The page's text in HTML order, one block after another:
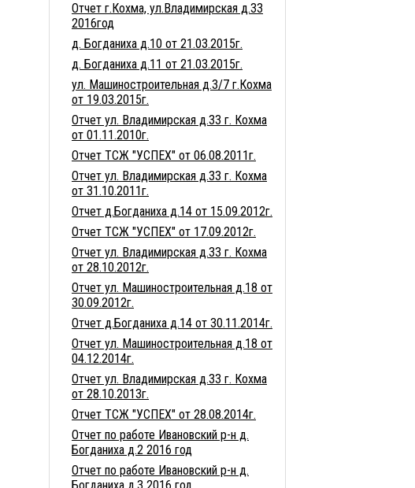
Отчет г.Кохма, ул.Владимирская д.33
2016год
д. Богданиха д.10 от 21.03.2015г.
д. Богданиха д.11 от 21.03.2015г.
ул. Машиностроительная д.3/7 г.Кохма
от 19.03.2015г.
Отчет ул. Владимирская д.33 г. Кохма
от 01.11.2010г.
Отчет ТСЖ "УСПЕХ" от 06.08.2011г.
Отчет ул. Владимирская д.33 г. Кохма
от 31.10.2011г.
Отчет д.Богданиха д.14 от 15.09.2012г.
Отчет ТСЖ "УСПЕХ" от 17.09.2012г.
Отчет ул. Владимирская д.33 г. Кохма
от 28.10.2012г.
Отчет ул. Машиностроительная д.18 от
30.09.2012г.
Отчет д.Богданиха д.14 от 30.11.2014г.
Отчет ул. Машиностроительная д.18 от
04.12.2014г.
Отчет ул. Владимирская д.33 г. Кохма
от 28.10.2013г.
Отчет ТСЖ "УСПЕХ" от 28.08.2014г.
Отчет по работе Ивановский р-н д.
Богданиха д.2 2016 год
Отчет по работе Ивановский р-н д.